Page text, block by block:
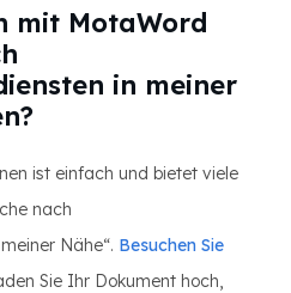
mit MotaWord
in meiner
ist einfach und bietet viele
nach
Nähe“. Besuchen Sie
Sie Ihr Dokument hoch,